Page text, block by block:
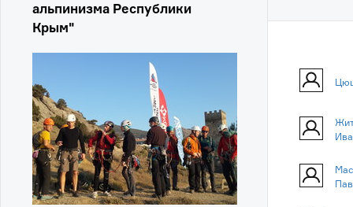
альпинизма Республики
Крым"